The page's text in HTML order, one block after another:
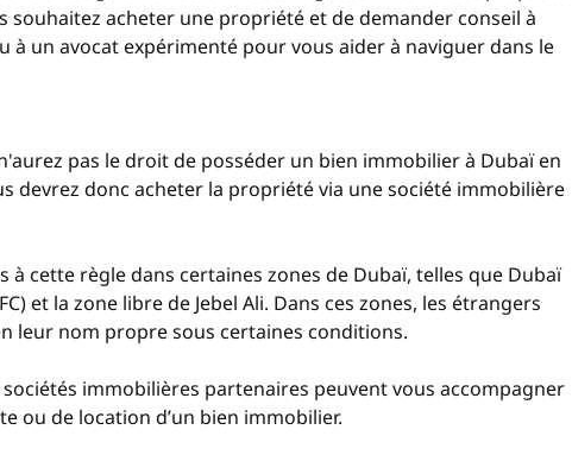
souhaitez acheter une propriété et de demander conseil à
à un avocat expérimenté pour vous aider à naviguer dans le
pas le droit de posséder un bien immobilier à Dubaï en
devrez donc acheter la propriété via une société immobilière
à cette règle dans certaines zones de Dubaï, telles que Dubaï
et la zone libre de Jebel Ali. Dans ces zones, les étrangers
leur nom propre sous certaines conditions.
immobilières partenaires peuvent vous accompagner
ou de location d’un bien immobilier.